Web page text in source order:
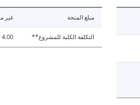
مبلغ المنحة غير
التكلفة الكلية للمشروع** 4.00